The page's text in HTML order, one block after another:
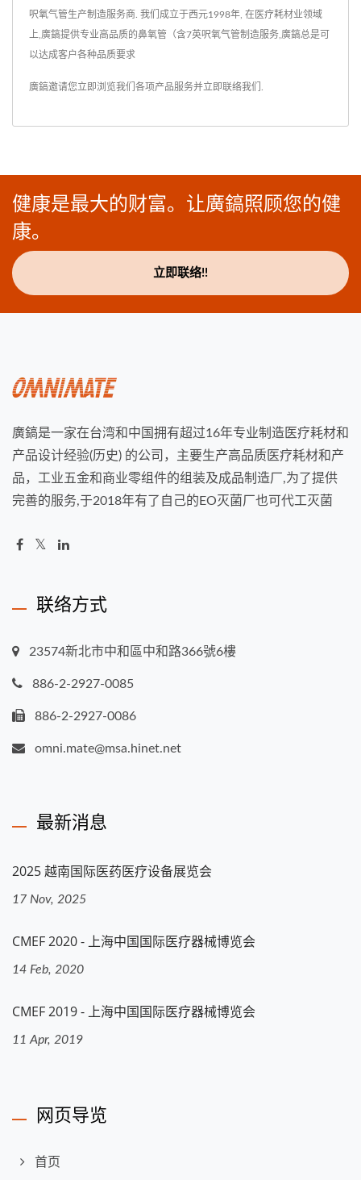
呎氧气管生产制造服务商. 我们成立于西元1998年, 在医疗耗材业领域
上,廣鎬提供专业高品质的鼻氧管（含7英呎氧气管制造服务,廣鎬总是可
以达成客户各种品质要求
廣鎬邀请您立即浏览我们各项产品服务并 立即联络我们
健康是最大的财富。让廣鎬照顾您的健
康。
立即联络!!
廣鎬是一家在台湾和中国拥有超过16年专业制造医疗耗材和
产品设计经验(历史) 的公司，主要生产高品质医疗耗材和产
品，工业五金和商业零组件的组装及成品制造厂,为了提供
完善的服务,于2018年有了自己的EO灭菌厂也可代工灭菌
联络方式
23574新北市中和區中和路366號6樓
886-2-2927-0085
886-2-2927-0086
omni.mate@msa.hinet.net
最新消息
2025 越南国际医药医疗设备展览会
17 Nov, 2025
CMEF 2020 - 上海中国国际医疗器械博览会
14 Feb, 2020
CMEF 2019 - 上海中国国际医疗器械博览会
11 Apr, 2019
网页导览
首页